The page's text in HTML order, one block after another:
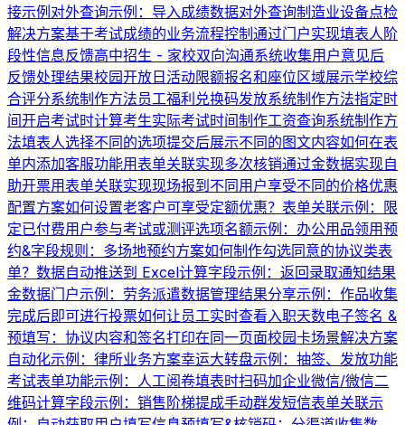
接示例对外查询示例：导入成绩数据对外查询制造业设备点检
解决方案基于考试成绩的业务流程控制通过门户实现填表人阶
段性信息反馈高中招生 - 家校双向沟通系统收集用户意见后
反馈处理结果校园开放日活动限额报名和座位区域展示学校综
合评分系统制作方法员工福利兑换码发放系统制作方法指定时
间开启考试时计算考生实际考试时间制作工资查询系统制作方
法填表人选择不同的选项提交后展示不同的图文内容如何在表
单内添加客服功能用表单关联实现多次核销通过金数据实现自
助开票用表单关联实现现场报到不同用户享受不同的价格优惠
配置方案如何设置老客户可享受定额优惠？ 表单关联示例：限
定已付费用户参与考试或测评选项名额示例：办公用品领用预
约&字段规则：多场地预约方案如何制作勾选同意的协议类表
单？ 数据自动推送到 Excel计算字段示例：返回录取通知结果
金数据门户示例：劳务派遣数据管理结果分享示例：作品收集
完成后即可进行投票如何让员工实时查看入职天数电子签名 &
预填写：协议内容和签名打印在同一页面校园卡场景解决方案
自动化示例：律所业务方案幸运大转盘示例：抽签、发放功能
考试表单功能示例：人工阅卷填表时扫码加企业微信/微信二
维码计算字段示例：销售阶梯提成手动群发短信表单关联示